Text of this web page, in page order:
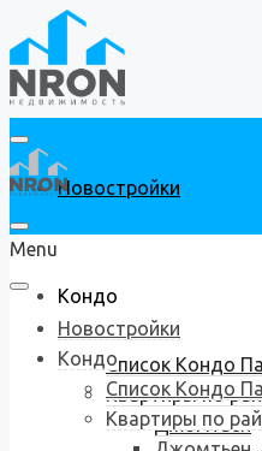
Новостройки
Кондо
Список Кондо
Квартиры по
Джомтьен
Menu
Новостройки
Кондо
Список Кондо
Квартиры по